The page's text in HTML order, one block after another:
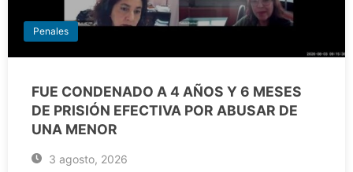
Penales
FUE CONDENADO A 4 AÑOS Y 6 MESES
DE PRISIÓN EFECTIVA POR ABUSAR DE
UNA MENOR
3 agosto, 2026